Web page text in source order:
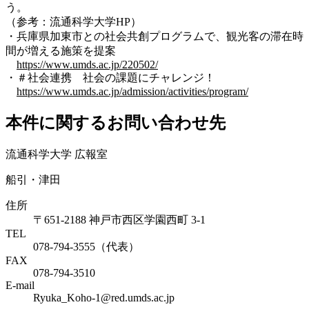
う。
（参考：流通科学大学HP）
・兵庫県加東市との社会共創プログラムで、観光客の滞在時
間が増える施策を提案
https://www.umds.ac.jp/220502/
・＃社会連携 社会の課題にチャレンジ！
https://www.umds.ac.jp/admission/activities/program/
本件に関するお問い合わせ先
流通科学大学 広報室
船引・津田
住所
〒651-2188 神戸市西区学園西町 3-1
TEL
078-794-3555（代表）
FAX
078-794-3510
E-mail
Ryuka_Koho-1@red.umds.ac.jp